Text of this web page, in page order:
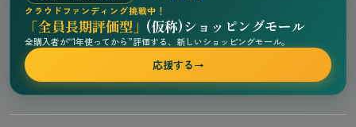
クラウドファンディング挑戦中！
「全員長期評価型」 (仮称)ショッピングモール
全購入者が“1年使ってから”評価する、新しいショッピングモール。
応援する→